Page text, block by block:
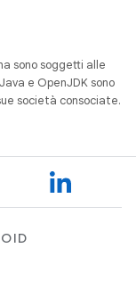
sono soggetti alle
e OpenJDK sono
società consociate.